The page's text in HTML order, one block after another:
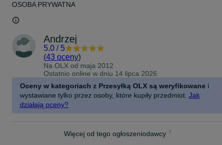
OSOBA PRYWATNA
Andrzej
5.0 / 5
(43 oceny)
Na OLX od maja 2012
Ostatnio online w dniu 14 lipca 2026
Oceny w kategoriach z Przesyłką OLX są weryfikowane i
wystawiane tylko przez osoby, które kupiły przedmiot. Jak
działają oceny?
Więcej od tego ogłoszeniodawcy